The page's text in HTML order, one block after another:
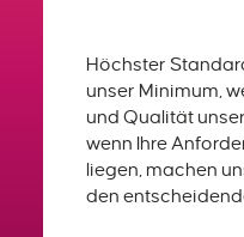
Höchster
unser Minimum,
und Qualität
wenn Ihre
liegen, machen
den